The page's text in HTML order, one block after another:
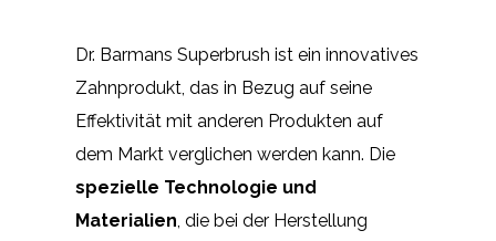
Dr. Barmans Superbrush ist ein innovatives
Zahnprodukt, das in Bezug auf seine
Effektivität mit anderen Produkten auf
dem Markt verglichen werden kann. Die
spezielle Technologie und
Materialien , die bei der Herstellung